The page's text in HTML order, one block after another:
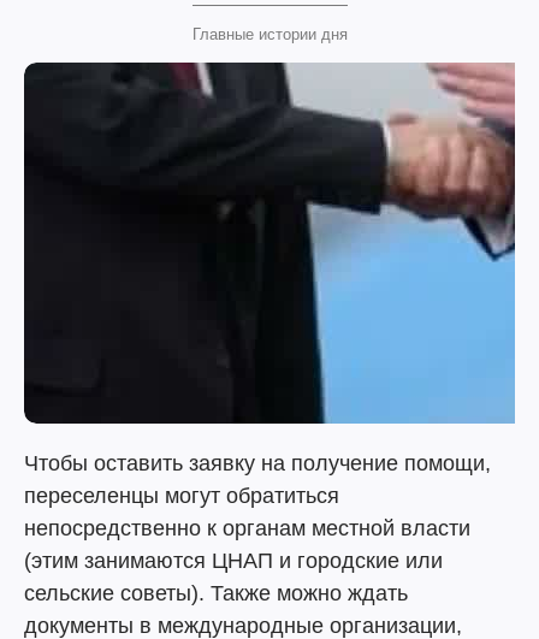
Главные истории дня
Чтобы оставить заявку на получение помощи,
переселенцы могут обратиться
непосредственно к органам местной власти
(этим занимаются ЦНАП и городские или
сельские советы). Также можно ждать
документы в международные организации,